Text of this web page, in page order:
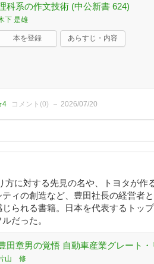
科系の作文技術 (中公新書 624)
下 是雄
本を登録 あらすじ・内容
コメント(0) 2026/07/20
方に対する先見の名や、トヨタが作
ィの創造など、豊田社長の経営者
られる書籍。日本を代表するトッ
だった。
田章男の覚悟 自動車産業グレート・
山 修